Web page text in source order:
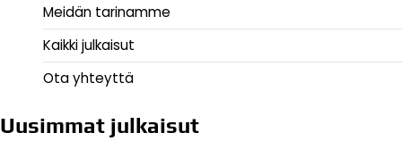
Meidän tarinamme
Kaikki julkaisut
Ota yhteyttä
Uusimmat julkaisut